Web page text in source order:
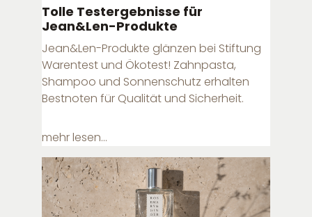
Tolle Testergebnisse für
Jean&Len-Produkte
Jean&Len-Produkte glänzen bei Stiftung
Warentest und Ökotest! Zahnpasta,
Shampoo und Sonnenschutz erhalten
Bestnoten für Qualität und Sicherheit.
mehr lesen...